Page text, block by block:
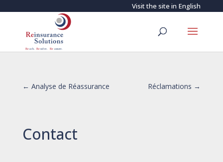
Visit the site in English
← Analyse de Réassurance Réclamations →
Contact